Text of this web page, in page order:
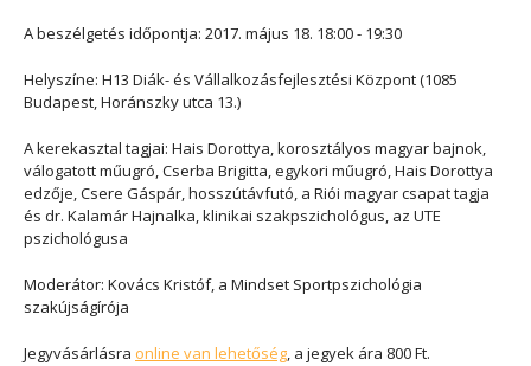
A beszélgetés időpontja: 2017. május 18. 18:00 - 19:30
Helyszíne: H13 Diák- és Vállalkozásfejlesztési Központ (1085
Budapest, Horánszky utca 13.)
A kerekasztal tagjai: Hais Dorottya, korosztályos magyar bajnok,
válogatott műugró, Cserba Brigitta, egykori műugró, Hais Dorottya
edzője, Csere Gáspár, hosszútávfutó, a Riói magyar csapat tagja
és dr. Kalamár Hajnalka, klinikai szakpszichológus, az UTE
pszichológusa
Moderátor: Kovács Kristóf, a Mindset Sportpszichológia
szakújságírója
Jegyvásárlásra online van lehetőség, a jegyek ára 800 Ft.